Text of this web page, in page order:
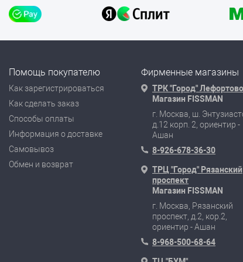
Помощь покупателю
Как зарегистрироваться
Как сделать заказ
Способы оплаты
Информация о доставке
Самовывоз
Обмен и возврат
Фирменные магазины
ТРК "Город" Лефортово
Магазин FISSMAN
г. Москва, ш.
д.12 корп. 2, ориентир -
Ашан
8-926-678-36-30
ТРЦ "Город" Рязанский
проспект
Магазин FISSMAN
г. Москва, Рязанский
проспект, д.2, кор.2,
ориентир - Ашан
8-968-500-68-64